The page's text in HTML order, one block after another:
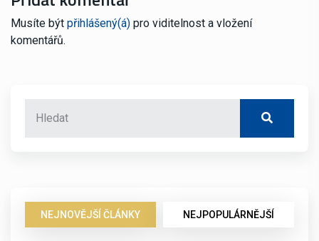
Musíte být přihlášený(á) pro viditelnost a vložení
komentářů.
NEJNOVĚJŠÍ ČLÁNKY NEJPOPULÁRNĚJŠÍ